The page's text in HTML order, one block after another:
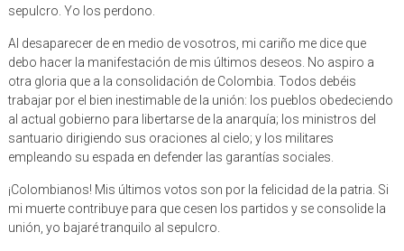
sepulcro. Yo los perdono.
Al desaparecer de en medio de vosotros, mi cariño me dice que
debo hacer la manifestación de mis últimos deseos. No aspiro a
otra gloria que a la consolidación de Colombia. Todos debéis
trabajar por el bien inestimable de la unión: los pueblos obedeciendo
al actual gobierno para libertarse de la anarquía; los ministros del
santuario dirigiendo sus oraciones al cielo; y los militares
empleando su espada en defender las garantías sociales.
¡Colombianos! Mis últimos votos son por la felicidad de la patria. Si
mi muerte contribuye para que cesen los partidos y se consolide la
unión, yo bajaré tranquilo al sepulcro.